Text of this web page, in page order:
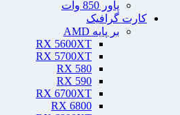
پاور 850 وات
کارت گرافیک
بر پایه AMD
RX 5600XT
RX 5700XT
RX 580
RX 590
RX 6700XT
RX 6800